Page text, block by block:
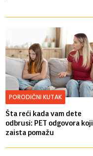
PORODIČNI KUTAK
Šta reći kada vam dete
odbrusi: PET odgovora koji
zaista pomažu